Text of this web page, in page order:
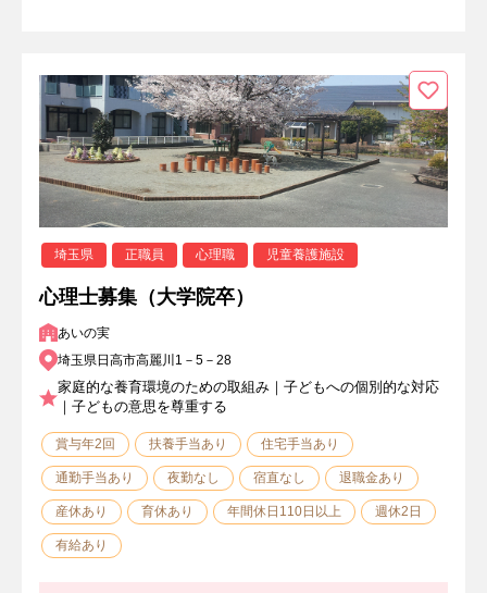
埼玉県 正職員 心理職 児童養護施設
心理士募集（大学院卒）
あいの実
埼玉県日高市高麗川1－5－28
家庭的な養育環境のための取組み｜子どもへの個別的な対応
｜子どもの意思を尊重する
賞与年2回 扶養手当あり 住宅手当あり
通勤手当あり 夜勤なし 宿直なし 退職金あり
産休あり 育休あり 年間休日110日以上 週休2日
有給あり